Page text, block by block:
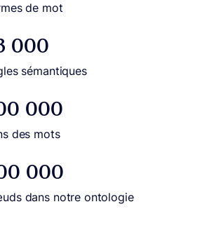
de mot
000
sémantiques
000
des mots
000
dans notre ontologie